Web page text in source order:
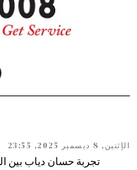
الإثنين, 8 ديسمبر 2025, 23:55
تجربة حسان دياب بين